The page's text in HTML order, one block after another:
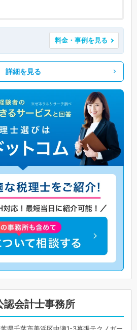
料金・事例を見る
詳細を見る
認会計士事務所